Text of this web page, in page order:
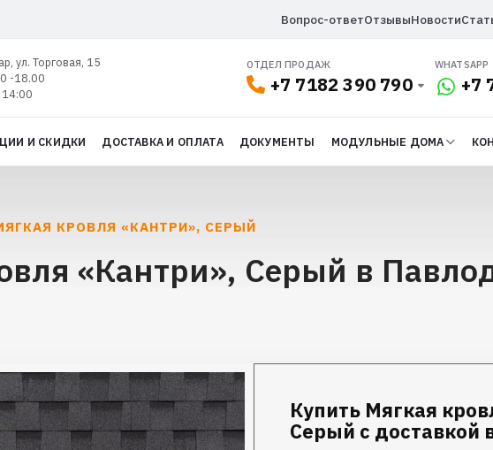
Вопрос-ответОтзывыНовости
ул. Торговая, 15
-18.00
ОТДЕЛ ПРОДАЖ
+7 7182 390 790
WHATSAPP
+7
И СКИДКИ ДОСТАВКА И ОПЛАТА ДОКУМЕНТЫ МОДУЛЬНЫЕ ДОМА
КРОВЛЯ «КАНТРИ», СЕРЫЙ
«Кантри», Серый в
Купить Мягкая
Серый с доставкой